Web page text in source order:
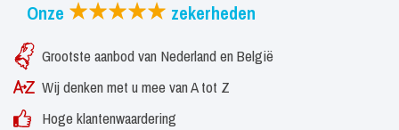
Onze zekerheden
Grootste aanbod van Nederland en België
Wij denken met u mee van A tot Z
Hoge klantenwaardering